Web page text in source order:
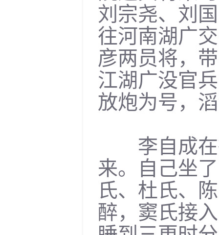
刘宗尧、刘
往河南湖广
彦两员将，
江湖广没官
放炮为号，
李自成在
来。自己坐
氏、杜氏、
醉，窦氏接